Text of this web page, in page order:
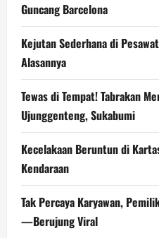
Guncang Barcelona
Kejutan Sederhana di
Alasannya
Tewas di Tempat! Tabrakan
Ujunggenteng, Sukabumi
Kecelakaan Beruntun di
Kendaraan
Tak Percaya Karyawan,
—Berujung Viral